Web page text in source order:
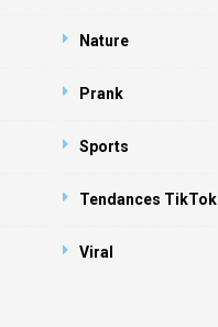
Nature
Prank
Sports
Tendances TikTok
Viral